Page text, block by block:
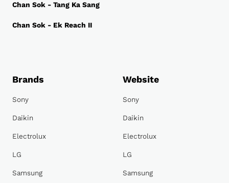
Chan Sok - Tang Ka Sang
Chan Sok - Ek Reach II
Brands
Sony
Daikin
Electrolux
LG
Samsung
Website
Sony
Daikin
Electrolux
LG
Samsung